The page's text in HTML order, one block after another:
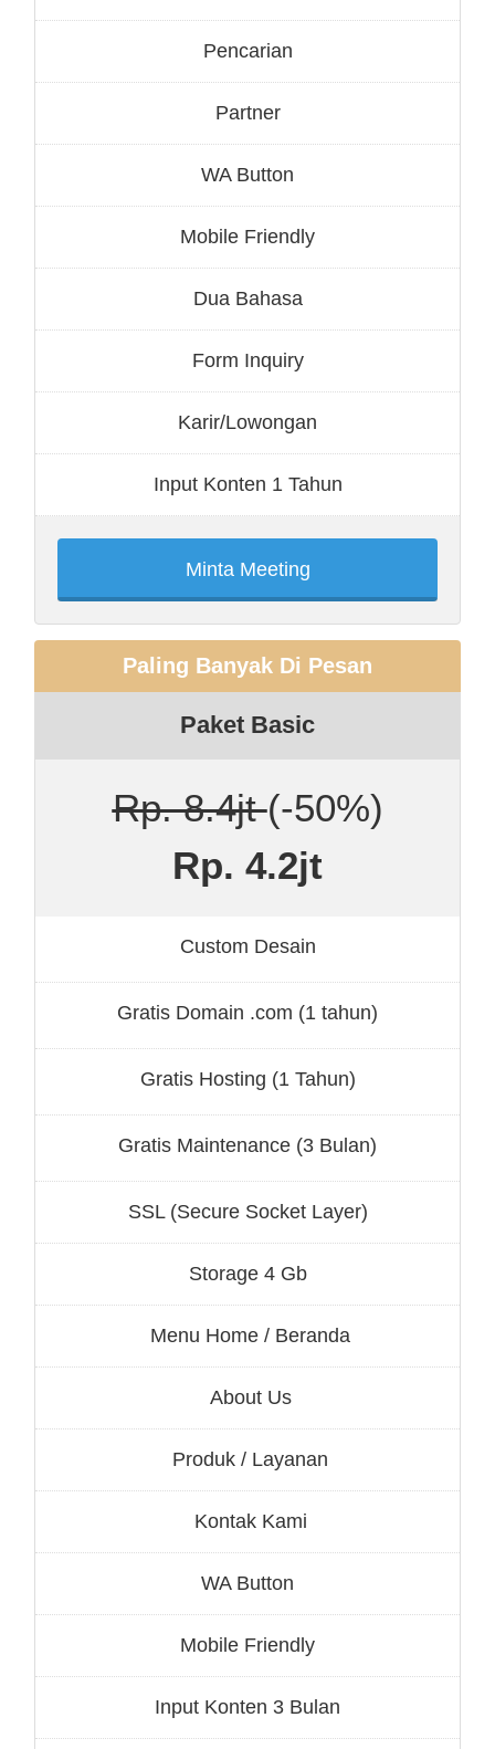
Pencarian
Partner
WA Button
Mobile Friendly
Dua Bahasa
Form Inquiry
Karir/Lowongan
Input Konten 1 Tahun
Minta Meeting
Paling Banyak Di Pesan
Paket Basic
Rp. 8.4jt(-50%)
Rp. 4.2jt
Custom Desain
Gratis Domain .com (1 tahun)
Gratis Hosting (1 Tahun)
Gratis Maintenance (3 Bulan)
SSL (Secure Socket Layer)
Storage 4 Gb
Menu Home / Beranda
About Us
Produk / Layanan
Kontak Kami
WA Button
Mobile Friendly
Input Konten 3 Bulan